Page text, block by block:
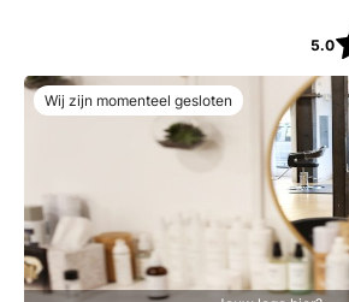
Wij zijn momenteel gesloten
5.0